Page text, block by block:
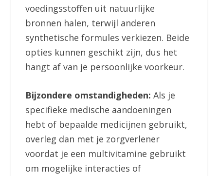
voedingsstoffen uit natuurlijke
bronnen halen, terwijl anderen
synthetische formules verkiezen. Beide
opties kunnen geschikt zijn, dus het
hangt af van je persoonlijke voorkeur.
Bijzondere omstandigheden:Als je
specifieke medische aandoeningen
hebt of bepaalde medicijnen gebruikt,
overleg dan met je zorgverlener
voordat je een multivitamine gebruikt
om mogelijke interacties of